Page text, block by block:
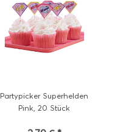
Partypicker Superhelden
Pink, 20 Stück